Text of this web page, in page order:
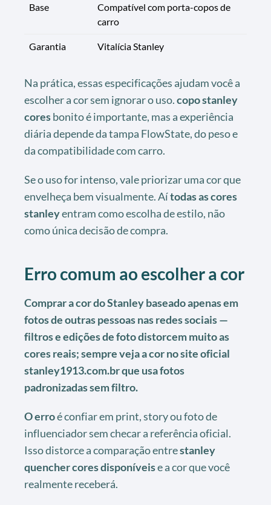
Base
Compatível com porta-copos de
carro
Garantia Vitalícia Stanley
Na prática, essas especificações ajudam você a
escolher a cor sem ignorar o uso.copo stanley
coresbonito é importante, mas a experiência
diária depende da tampa FlowState, do peso e
da compatibilidade com carro.
Se o uso for intenso, vale priorizar uma cor que
envelheça bem visualmente. Aítodas as cores
stanleyentram como escolha de estilo, não
como única decisão de compra.
Erro comum ao escolher a cor
Comprar a cor do Stanley baseado apenas em
fotos de outras pessoas nas redes sociais —
filtros e edições de foto distorcem muito as
cores reais; sempre veja a cor no site oficial
stanley1913.com.br que usa fotos
padronizadas sem filtro.
O erroé confiar em print, story ou foto de
influenciador sem checar a referência oficial.
Isso distorce a comparação entrestanley
quencher cores disponíveise a cor que você
realmente receberá.